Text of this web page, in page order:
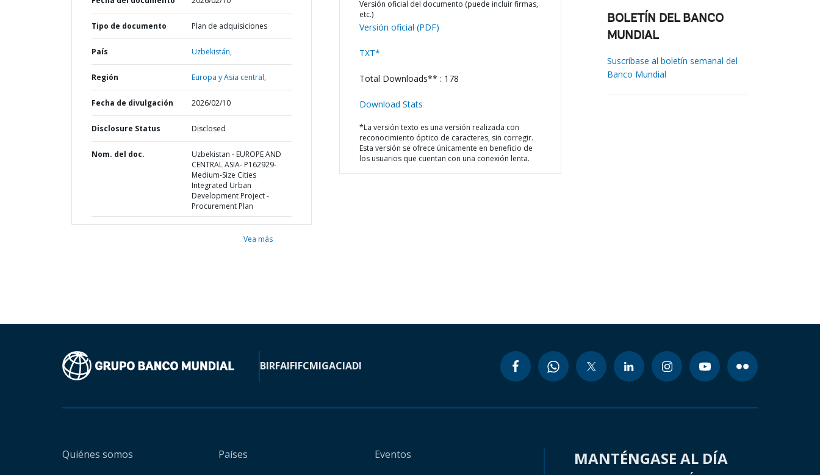
Tipo de documento Plan de adquisiciones
País Uzbekistán,
Región Europa y Asia central,
Fecha de divulgación 2026/02/10
Disclosure Status Disclosed
Nom. del doc.
Uzbekistan - EUROPE AND
CENTRAL ASIA- P162929-
Medium-Size Cities
Integrated Urban
Development Project -
Procurement Plan
Vea más
Versión oficial del documento (puede incluir firmas,
etc.)
Versión oficial (PDF)
TXT*
Total Downloads** : 178
Download Stats
*La versión texto es una versión realizada con
reconocimiento óptico de caracteres, sin corregir.
Esta versión se ofrece únicamente en beneficio de
los usuarios que cuentan con una conexión lenta.
BOLETÍN DEL BANCO
MUNDIAL
Suscríbase al boletín semanal del
Banco Mundial
BIRFAIFIFCMIGACIADI
Quiénes somos
Países
Eventos
MANTÉNGASE AL DÍA